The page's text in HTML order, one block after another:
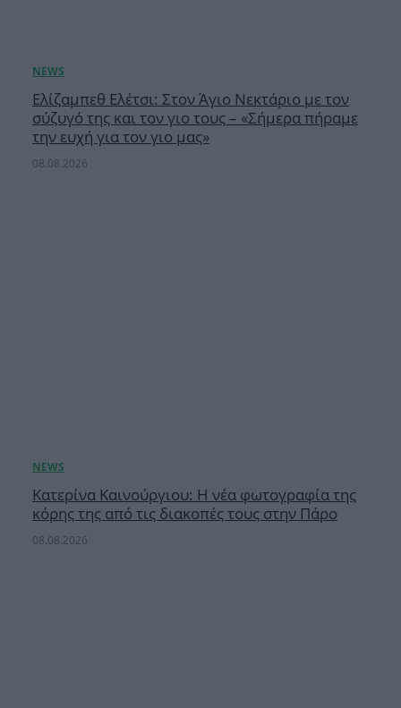
Ελίζαμπεθ Ελέτσι: Στον Άγιο Νεκτάριο με τον
σύζυγό της και τον γιο τους – «Σήμερα πήραμε
την ευχή για τον γιο μας»
08.08.2026
Κατερίνα Καινούργιου: Η νέα φωτογραφία της
κόρης της από τις διακοπές τους στην Πάρο
08.08.2026